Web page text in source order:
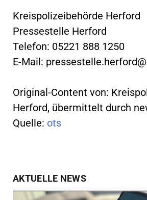
Kreispolizeibehörde Herford
Pressestelle Herford
Telefon: 05221 888 1250
E-Mail:
Original-Content von:
Herford, übermittelt durch
Quelle: ots
AKTUELLE NEWS